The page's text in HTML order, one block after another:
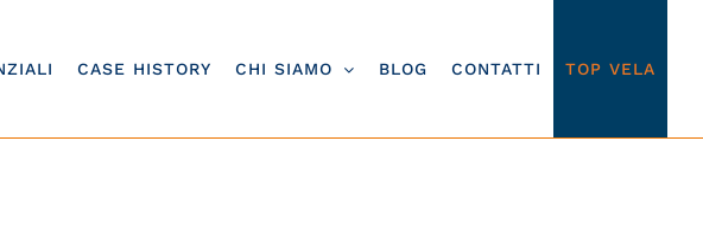
CASE HISTORY CHI SIAMO BLOG CONTATTI TOP VELA